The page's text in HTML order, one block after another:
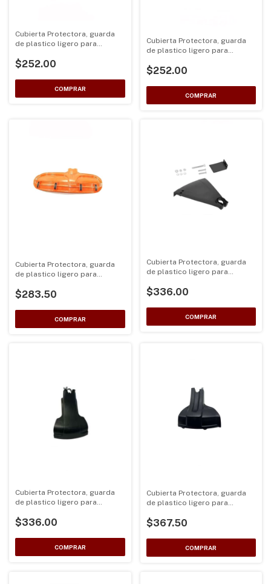
Cubierta Protectora, guarda
de plastico ligero para
28mm color roja
$252.00
Cubierta Protectora, guarda
de plastico ligero para
28mm color naranja
$252.00
Cubierta Protectora, guarda
de plastico ligero para
Huqsvarna de eje 26 y 28mm
$283.50
Cubierta Protectora, guarda
de plastico ligero para
25.4
$336.00
Cubierta Protectora, guarda
de plastico ligero para
25.4
$336.00
Cubierta Protectora, guarda
de plastico ligero para
25.4
$367.50